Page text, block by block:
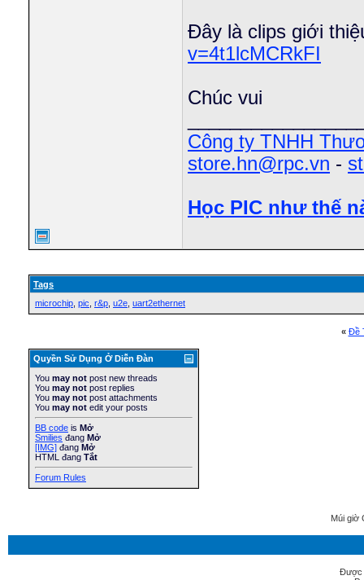
Đây là clips giới
v=4t1lcMCRkFI
Chúc vui
Công ty TNHH
store.hn@rpc.vn -
Học PIC như thế
Tags
microchip pic r&p u2e uart2ethernet
« Ðề
Quyền Sử Dụng Ở Diễn Ðàn
You may not post new threads
You may not post replies
You may not post attachments
You may not edit your posts
BB code is Mở
Smilies đang Mở
[IMG] đang Mở
HTML đang Tắt
Forum Rules
Múi giờ
Được